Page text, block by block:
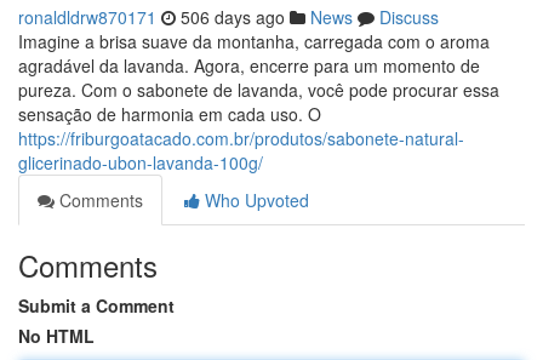
ronaldldrw870171 506 days ago News
Discuss
Imagine a brisa suave da montanha, carregada com o aroma
agradável da lavanda. Agora, encerre para um momento de
pureza. Com o sabonete de lavanda, você pode procurar essa
sensação de harmonia em cada uso. O
https://friburgoatacado.com.br/produtos/sabonete-natural-
glicerinado-ubon-lavanda-100g/
Comments
Who Upvoted
Comments
Submit a Comment
No HTML